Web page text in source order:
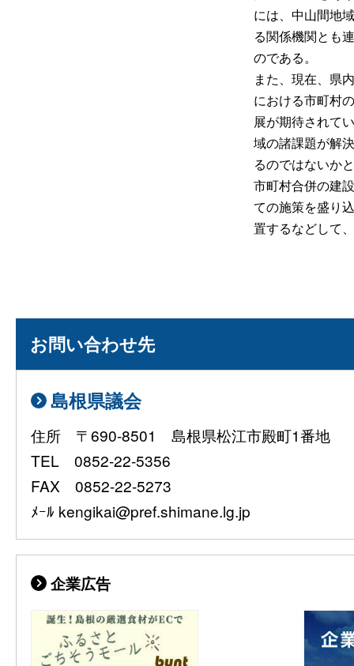
には、中山間地
る関係機関とも
のである。
また、現在、県
における市町村
展が期待されて
域の諸課題が解
るのではないか
市町村合併の建
ての施策を盛り
置するなどして
お問い合わせ先
島根県議会
住所 〒690-8501 島根県松江市殿町1番地
TEL 0852-22-5356
FAX 0852-22-5273
ﾒｰﾙ kengikai@pref.shimane.lg.jp
企業広告